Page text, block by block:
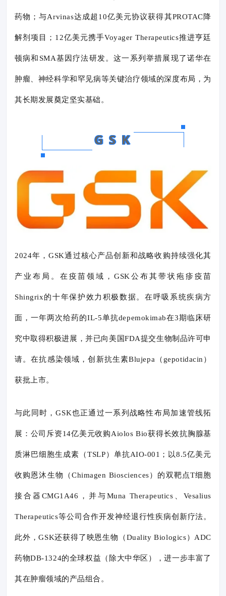
药物；与Arvinas达成超10亿美元协议获得其PROTAC降
解剂项目；12亿美元携手Voyager Therapeutics推进亨廷
顿病和SMA基因疗法研发。这一系列举措展现了诺华在
肿瘤、神经科学和罕见病等关键治疗领域的深度布局，为
其长期发展奠定坚实基础。
G S K
2024年，GSK通过核心产品创新和战略收购持续强化其
产业布局。在疫苗领域，GSK公布其带状疱疹疫苗
Shingrix的十年保护效力积极数据。在呼吸系统疾病方
面，一年两次给药的IL-5单抗depemokimab在3期临床研
究中取得积极进展，并已向美国FDA提交生物制品许可申
请。在抗感染领域，创新抗生素Blujepa（gepotidacin）
获批上市。
与此同时，GSK也正通过一系列战略性布局加速管线拓
展：公司斥资14亿美元收购Aiolos Bio获得长效抗胸腺基
质淋巴细胞生成素（TSLP）单抗AIO-001；以8.5亿美元
收购恩沐生物（Chimagen Biosciences）的双靶点T细胞
接合器CMG1A46，并与Muna Therapeutics、Vesalius
Therapeutics等公司合作开发神经退行性疾病创新疗法。
此外，GSK还获得了映恩生物（Duality Biologics）ADC
药物DB-1324的全球权益（除大中华区），进一步丰富了
其在肿瘤领域的产品组合。